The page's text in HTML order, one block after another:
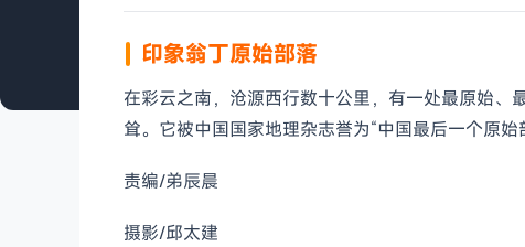
印象翁丁原始部落
在彩云之南，沧源西行数十公里，有一处最原始
耸。它被中国国家地理杂志誉为“中国最后一个原始
责编/弟辰晨
摄影/邱太建